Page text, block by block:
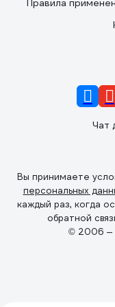
Правила
Чат
Вы принимаете
персональных
каждый раз, когда
обратной
© 2006 —